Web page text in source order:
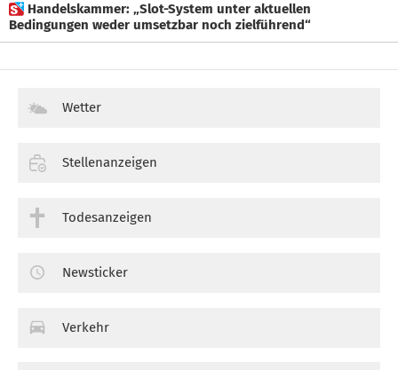
 Handelskammer: „Slot-System unter aktuellen
Bedingungen weder umsetzbar noch zielführend“
Wetter
Stellenanzeigen
Todesanzeigen
Newsticker
Verkehr